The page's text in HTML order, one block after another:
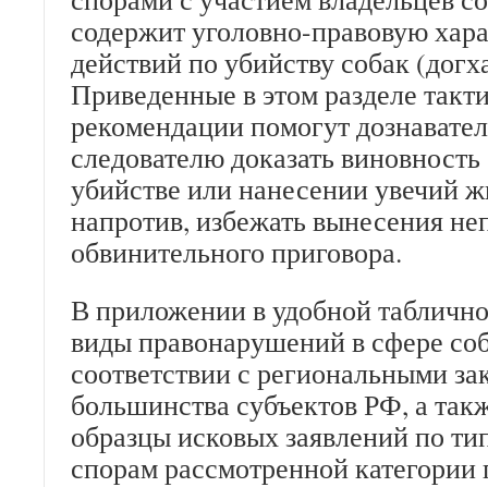
содержит уголовно-правовую
действий по убийству собак
Приведенные в этом разделе
рекомендации помогут
следователю доказать
убийстве или нанесении увечий
напротив, избежать вынесения
обвинительного приговора.
В приложении в удобной
виды правонарушений в сфере
соответствии с региональными
большинства субъектов РФ, а
образцы исковых заявлений по
спорам рассмотренной